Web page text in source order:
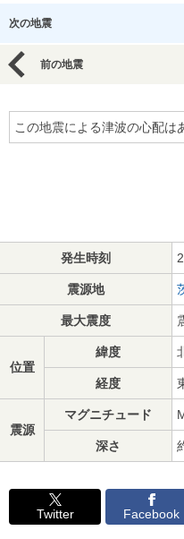
次の地震
前の地震
この地震による津波の心配は
発生時刻
震源地
最大震度
位置
緯度
経度
震源
マグニチュード
深さ
Twitter Facebook